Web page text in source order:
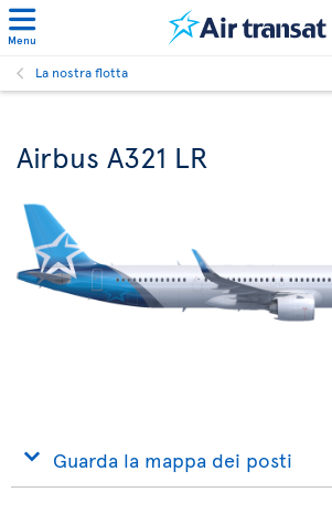
Menu
La nostra flotta
Airbus A321 LR
Guarda la mappa dei posti